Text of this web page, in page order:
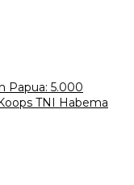
Papua: 5.000
TNI Habema